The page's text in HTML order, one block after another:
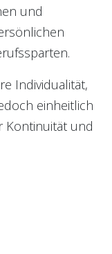
und
Individualität,
einheitlich
Kontinuität und